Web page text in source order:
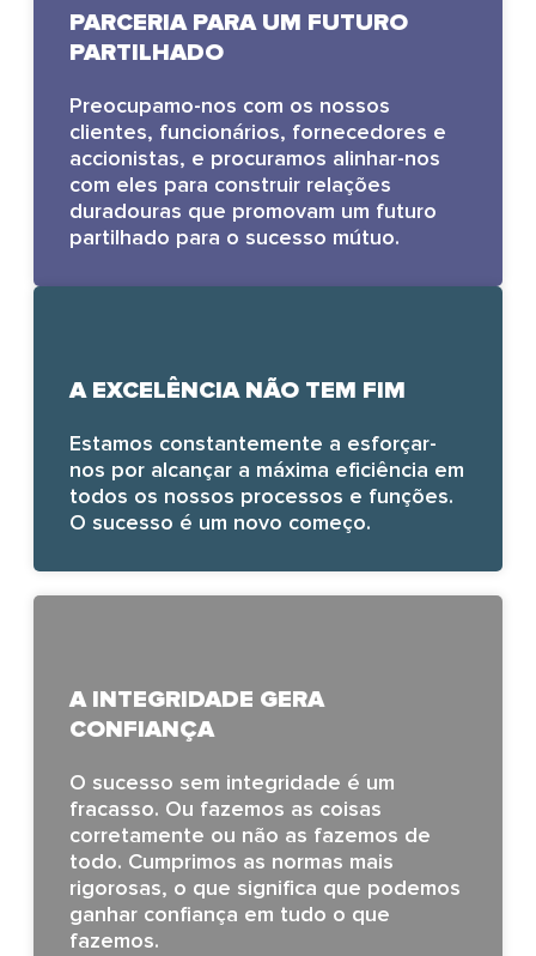
PARCERIA PARA UM FUTURO
PARTILHADO
Preocupamo-nos com os nossos
clientes, funcionários, fornecedores e
accionistas, e procuramos alinhar-nos
com eles para construir relações
duradouras que promovam um futuro
partilhado para o sucesso mútuo.
A EXCELÊNCIA NÃO TEM FIM
Estamos constantemente a esforçar-
nos por alcançar a máxima eficiência em
todos os nossos processos e funções.
O sucesso é um novo começo.
A INTEGRIDADE GERA
CONFIANÇA
O sucesso sem integridade é um
fracasso. Ou fazemos as coisas
corretamente ou não as fazemos de
todo. Cumprimos as normas mais
rigorosas, o que significa que podemos
ganhar confiança em tudo o que
fazemos.